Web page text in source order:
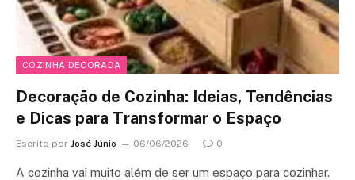
COZINHA DECORADA
Decoração de Cozinha: Ideias, Tendências
e Dicas para Transformar o Espaço
Escrito por José Júnio 06/06/2026 0
A cozinha vai muito além de ser um espaço para cozinhar.